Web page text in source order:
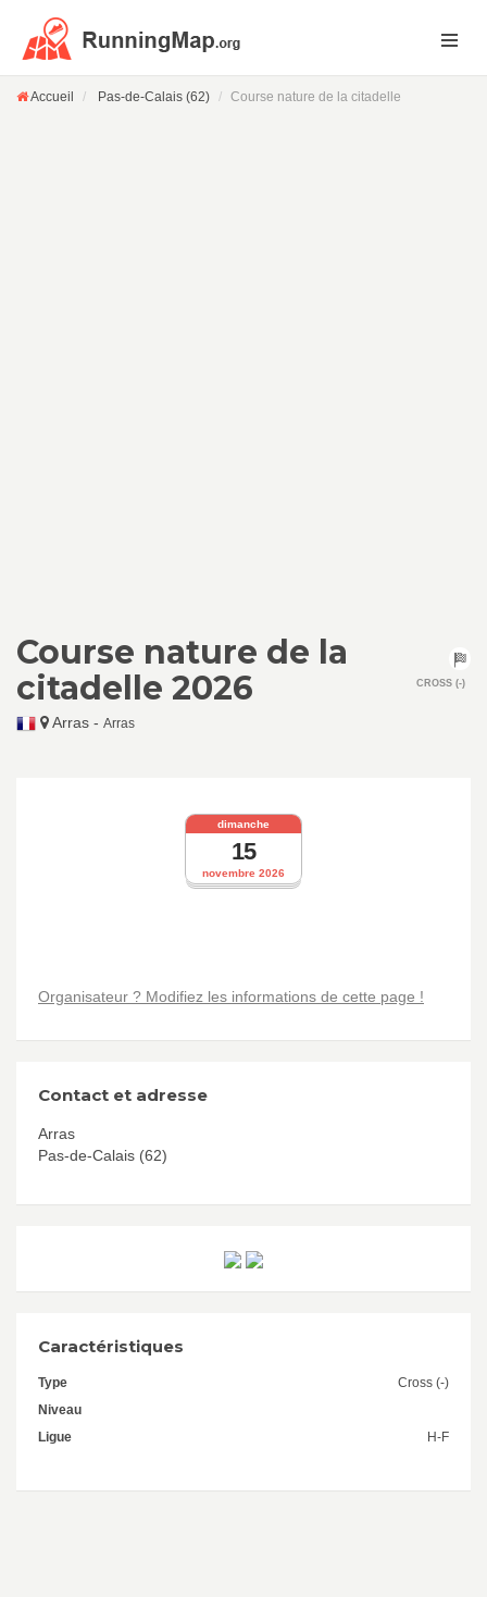
Accueil Pas-de-Calais (62) Course nature de la citadelle
Course nature de la
citadelle 2026
Arras - Arras
CROSS (-)
novembre 2026
dimanche
15
Organisateur ? Modifiez les informations de cette page !
Contact et adresse
Arras
Pas-de-Calais (62)
Caractéristiques
Type
Cross (-)
Niveau
Ligue
H-F